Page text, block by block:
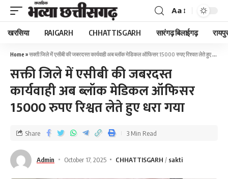
Aa
खरसिया RAIGARH CHHATTISGARH सारंगढ़ बिलाईगढ़
Home »सक्ती जिले में एसीबी की जबरदस्त कार्यवाही अब ब्लॉक मेडिकल ऑफिसर 15000 रुपए रिश्वत लेते हुए धरा गया
सक्ती जिले में एसीबी की जबरदस्त
कार्यवाही अब ब्लॉक मेडिकल ऑफिसर
15000 रुपए रिश्वत लेते हुए धरा गया
Admin October 17, 2025 CHHATTISGARH sakti
Share 3 Min Read